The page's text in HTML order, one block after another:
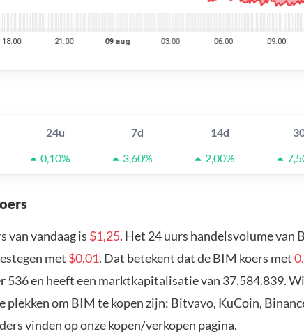
24u 7d 14d
0,10% 3,60% 2,00%
van vandaag is $1,25. Het 24 uurs handelsvolume van
met $0,01. Dat betekent dat de BIM koers met
536 en heeft een marktkapitalisatie van 37.584.839.
plekken om BIM te kopen zijn: Bitvavo, KuCoin,
vinden op onze kopen/verkopen pagina.